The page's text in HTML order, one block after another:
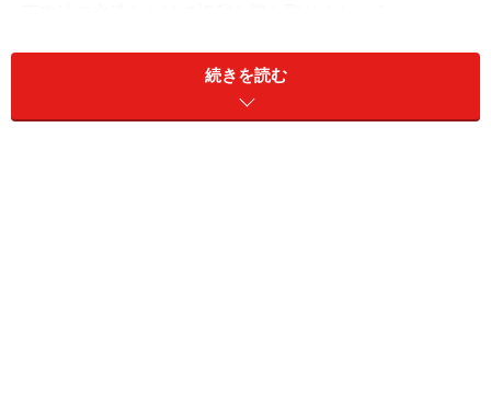
社交は、世代の違う人との会話が楽しそう。オフは、ソ
続きを読む